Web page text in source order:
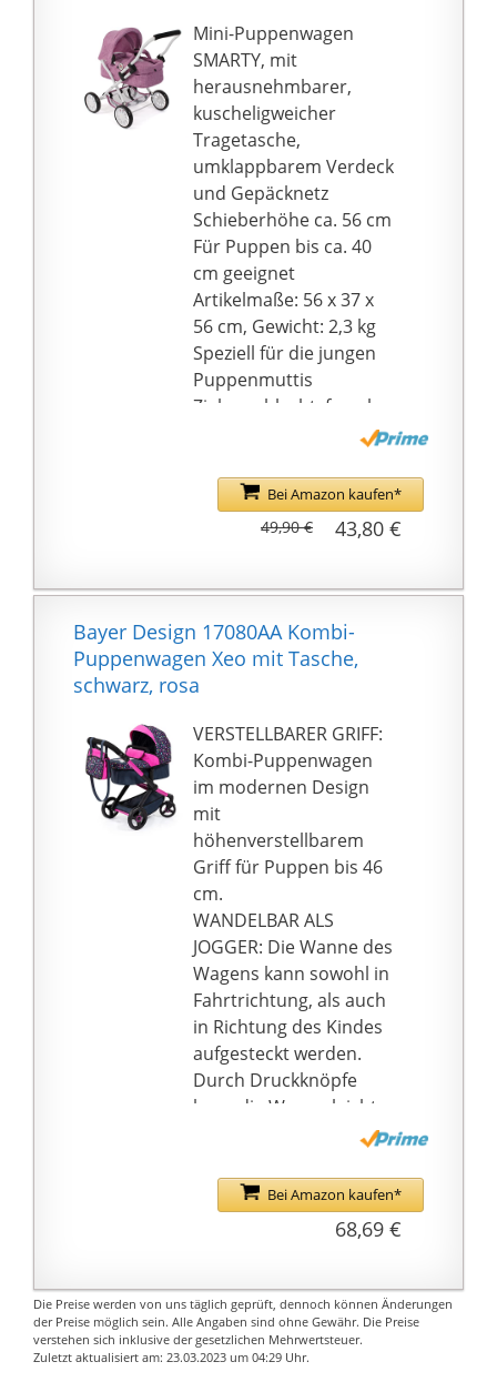
Mini-Puppenwagen
SMARTY, mit
herausnehmbarer,
kuscheligweicher
Tragetasche,
umklappbarem Verdeck
und Gepäcknetz
Schieberhöhe ca. 56 cm
Für Puppen bis ca. 40
cm geeignet
Artikelmaße: 56 x 37 x
56 cm, Gewicht: 2,3 kg
Speziell für die jungen
Puppenmuttis
Ziel geschlecht: female
Bei Amazon kaufen*
43,80 €
49,90 €
Bayer Design 17080AA Kombi-
Puppenwagen Xeo mit Tasche,
schwarz, rosa
VERSTELLBARER GRIFF:
Kombi-Puppenwagen
im modernen Design
mit
höhenverstellbarem
Griff für Puppen bis 46
cm.
WANDELBAR ALS
JOGGER: Die Wanne des
Wagens kann sowohl in
Fahrtrichtung, als auch
in Richtung des Kindes
aufgesteckt werden.
Durch Druckknöpfe
kann die Wanne leicht
MIT
WANNENABDECKUNG:
Die Abdeckung der
Puppe sowohl in
liegender Position als
auch in sitzender
Bei Amazon kaufen*
68,69 €
Die Preise werden von uns täglich geprüft, dennoch können Änderungen
der Preise möglich sein. Alle Angaben sind ohne Gewähr. Die Preise
verstehen sich inklusive der gesetzlichen Mehrwertsteuer.
Zuletzt aktualisiert am: 23.03.2023 um 04:29 Uhr.